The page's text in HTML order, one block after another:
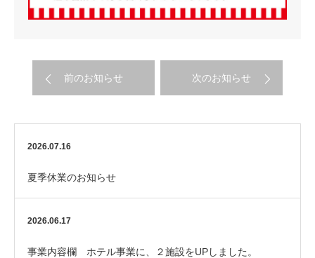
前のお知らせ 次のお知らせ
2026.07.16
夏季休業のお知らせ
2026.06.17
事業内容欄 ホテル事業に、２施設をUPしました。